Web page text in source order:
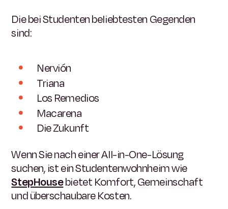
Die bei Studenten beliebtesten Gegenden
sind:
Nervión
Triana
Los Remedios
Macarena
Die Zukunft
Wenn Sie nach einer All-in-One-Lösung
suchen, ist ein Studentenwohnheim wie
StepHousebietet Komfort, Gemeinschaft
und überschaubare Kosten.